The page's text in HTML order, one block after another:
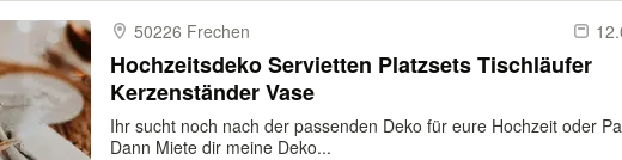
50226 Frechen
Hochzeitsdeko Servietten Platzsets Tischläufer
Kerzenständer Vase
Ihr sucht noch nach der passenden Deko für eure Hochzeit oder
Dann Miete dir meine Deko...